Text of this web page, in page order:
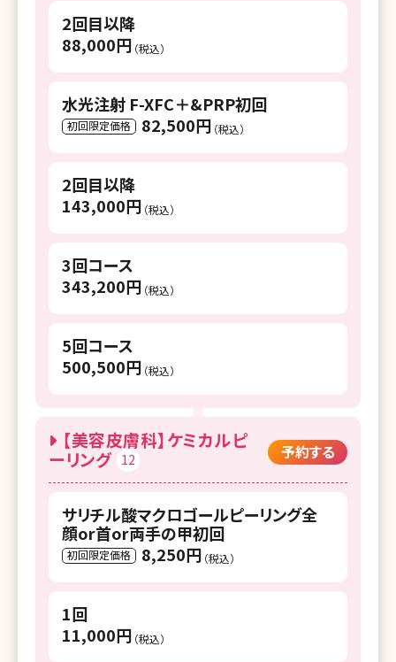
湘南美容皮フ科 鹿児島院
2回目以降
88,000円 （税込）
水光注射 F-XFC＋&PRP初回
初回限定価格 82,500円 （税込）
2回目以降
143,000円 （税込）
3回コース
343,200円 （税込）
5回コース
500,500円 （税込）
【美容皮膚科】ケミカルピ
ーリング 12 予約する
サリチル酸マクロゴールピーリング全
顔or首or両手の甲初回
初回限定価格 8,250円 （税込）
1回
11,000円 （税込）